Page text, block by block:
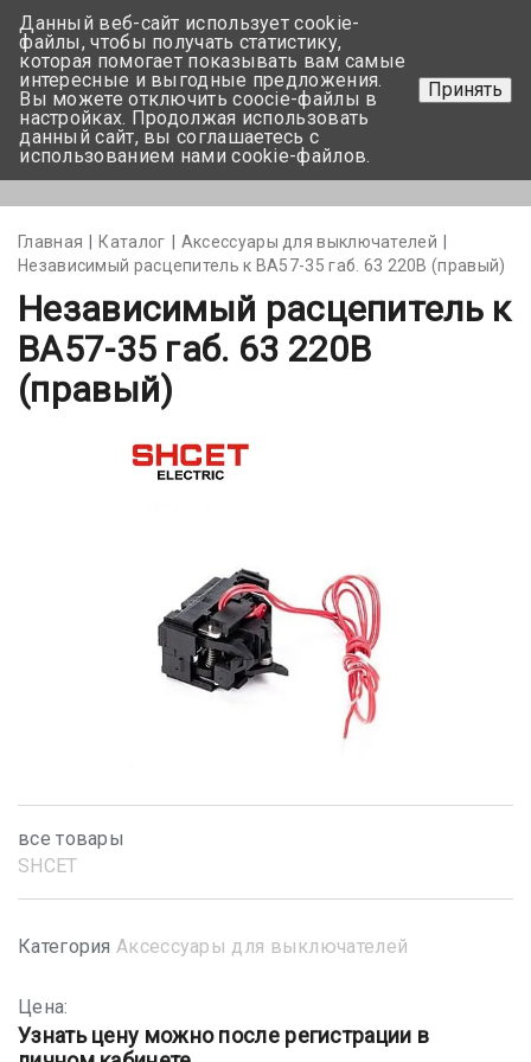
+375 17-350-99-56
+375 44-752-82-08
Задать вопрос
Главная Каталог
Аксессуары для выключателей
Независимый расцепитель к ВА57-35 габ. 63 220В (правый)
Независимый расцепитель к
ВА57-35 габ. 63 220В
(правый)
все товары
SHСET
Категория Аксессуары для выключателей
Цена:
Узнать цену можно после регистрации в
Данный веб-сайт использует cookie-
файлы, чтобы получать статистику,
которая помогает показывать вам самые
интересные и выгодные предложения.
Вы можете отключить coocie-файлы в
настройках. Продолжая использовать
данный сайт, вы соглашаетесь с
использованием нами cookie-файлов.
Принять